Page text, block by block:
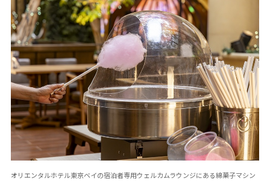
オリエンタルホテル東京ベイの宿泊者専用ウェルカムラウンジにある綿菓子マシン